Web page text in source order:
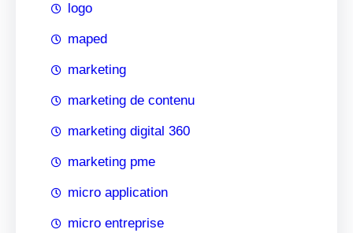
logo
maped
marketing
marketing de contenu
marketing digital 360
marketing pme
micro application
micro entreprise